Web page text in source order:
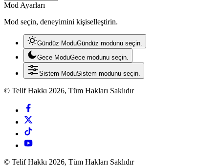
Mod Ayarları
Mod seçin, deneyimini kişiselleştirin.
Gündüz ModuGündüz modunu seçin.
Gece ModuGece modunu seçin.
Sistem ModuSistem modunu seçin.
© Telif Hakkı 2026, Tüm Hakları Saklıdır
© Telif Hakkı 2026, Tüm Hakları Saklıdır